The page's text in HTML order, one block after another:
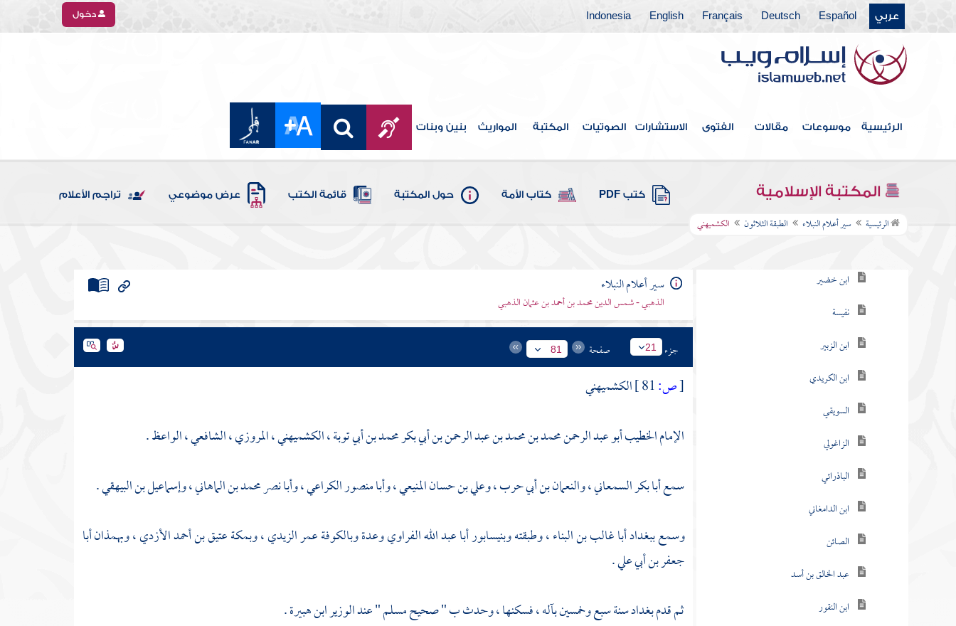
عربي Español
Deutsch
Français
English
Indonesia دخول
الرئيسية موسوعات مقالات الفتوى الاستشارات الصوتيات المكتبة المواريث بنين وبنات
المكتبة الإسلامية كتب PDF كتاب الأمة حول المكتبة قائمة الكتب عرض موضوعي تراجم الأعلام
الرئيسية سير أعلام النبلاء الطبقة الثلاثون الكشميهني
الطبقة الرابعة والعشرون
الطبقة الخامسة والعشرون
الطبقة السادسة والعشرون
الطبقة السابعة والعشرون
الطبقة الثامنة والعشرون
الطبقة التاسعة والعشرون
الطبقة الثلاثون
ابن خضير
نفيسة
ابن الزبير
ابن الكريدي
السويقي
الزاغولي
الباذرائي
ابن الدامغاني
الصائن
عبد الخالق بن أسد
ابن النقور
سير أعلام النبلاء
الذهبي - شمس الدين محمد بن أحمد بن عثمان الذهبي
جزء 21 صفحة 81
[ص:
الكشميهني
الإمام الخطيب أبو عبد الرحمن محمد بن محمد بن عبد الرحمن بن أبي بكر محمد بن أبي توبة ، الكشميهني ، المروزي ، الشافعي ، الواعظ .
سمعأبا بكر السمعاني،والنعمان بن أبي حرب،وعلي بن حسان المنيعي،وأبا منصور الكراعي،وأبا نصر محمد بن الماهاني،وإسماعيل بن البيهقي.
وسمعببغدادأبا غالب بن البناء، وطبقتهوبنيسابورأبا عبد الله الفراويوعدةوبالكوفةعمر الزيدي،وبمكةعتيق بن أحمد الأزدي،وبهمذانأبا
جعفر بن أبي علي.
ثم قدمبغدادسنة سبع وخمسين بآله ، فسكنها ، وحدث ب " صحيح مسلم " عندالوزير ابن هبيرة.